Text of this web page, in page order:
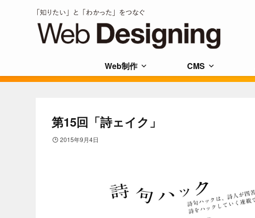
Web制作 CMS
第15回「詩ェイク」
2015年9月4日